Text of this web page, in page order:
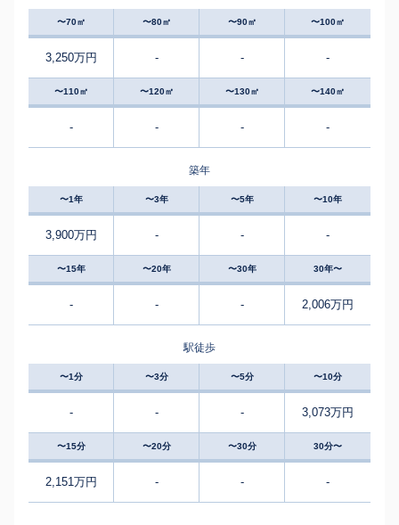
〜70㎡ 〜80㎡ 〜90㎡ 〜100㎡
3,250万円 - - -
〜110㎡ 〜120㎡ 〜130㎡ 〜140㎡
- - - -
築年
〜1年 〜3年 〜5年 〜10年
3,900万円 - - -
〜15年 〜20年 〜30年 30年〜
- - - 2,006万円
駅徒歩
〜1分 〜3分 〜5分 〜10分
- - - 3,073万円
〜15分 〜20分 〜30分 30分〜
2,151万円 - - -